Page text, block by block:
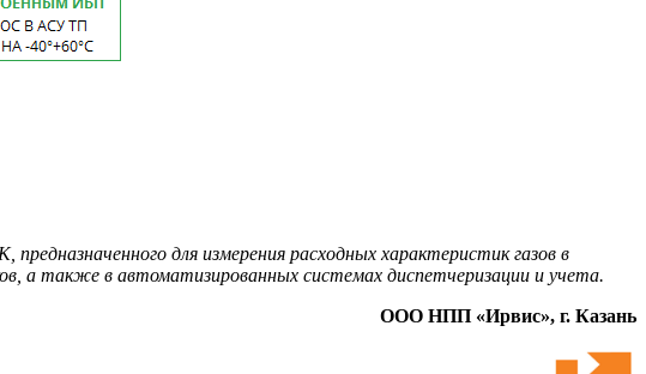
для измерения расходных характеристик газов в
а также в автоматизированных системах диспетчеризации и учета.
ООО НПП «Ирвис», г. Казань